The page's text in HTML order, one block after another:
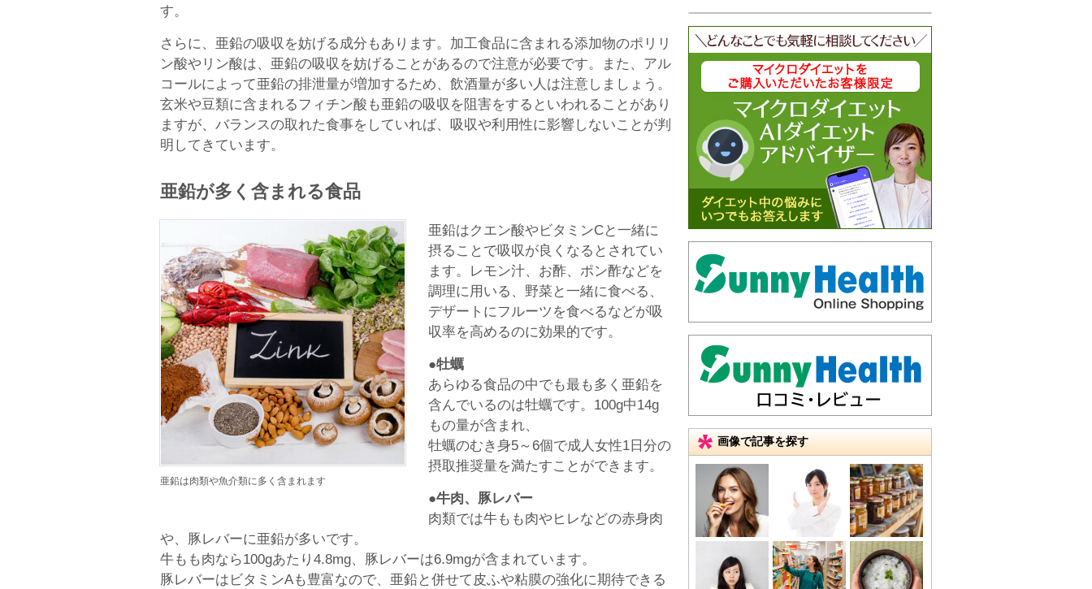
す。
さらに、亜鉛の吸収を妨げる成分もあります。加工食品に含まれる添加物のポリリ
ン酸やリン酸は、亜鉛の吸収を妨げることがあるので注意が必要です。また、アル
コールによって亜鉛の排泄量が増加するため、飲酒量が多い人は注意しましょう。
玄米や豆類に含まれるフィチン酸も亜鉛の吸収を阻害をするといわれることがあり
ますが、バランスの取れた食事をしていれば、吸収や利用性に影響しないことが判
明してきています。
亜鉛が多く含まれる食品
亜鉛は肉類や魚介類に多く含まれます
亜鉛はクエン酸やビタミンCと一緒に
摂ることで吸収が良くなるとされてい
ます。レモン汁、お酢、ポン酢などを
調理に用いる、野菜と一緒に食べる、
デザートにフルーツを食べるなどが吸
収率を高めるのに効果的です。
●牡蠣
あらゆる食品の中でも最も多く亜鉛を
含んでいるのは牡蠣です。100g中14g
もの量が含まれ、
牡蠣のむき身5～6個で成人女性1日分の
摂取推奨量を満たすことができます。
●牛肉、豚レバー
肉類では牛もも肉やヒレなどの赤身肉
や、豚レバーに亜鉛が多いです。
牛もも肉なら100gあたり4.8mg、豚レバーは6.9mgが含まれています。
豚レバーはビタミンAも豊富なので、亜鉛と併せて皮ふや粘膜の強化に期待できる
画像で記事を探す